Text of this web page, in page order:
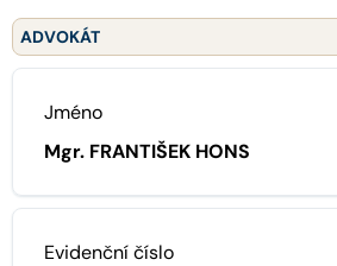
ADVOKÁT
Jméno
Mgr. FRANTIŠEK HONS
Evidenční číslo